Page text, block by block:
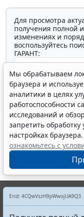
Для просмотра
получения полной
изменениях и
воспользуйтесь
ГАРАНТ:
Мы обрабатываем
браузера и
аналитики в целях
работоспособности
исследований и
запретить
настройках
ознакомьтесь с
Erid: 4CQwVszH9pWwojUA9Q3
© ООО "НПП "ГАРАНТ-
выпускается с 1990